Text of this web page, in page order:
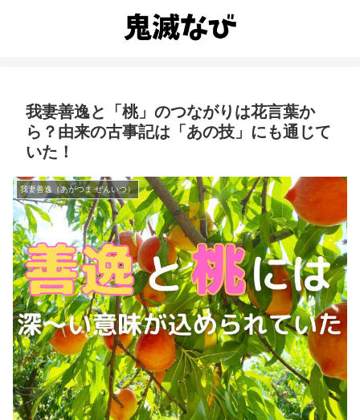
我妻善逸と「桃」のつながりは花言葉か
ら？由来の古事記は「あの技」にも通じて
いた！
我妻善逸（あがつま ぜんいつ）